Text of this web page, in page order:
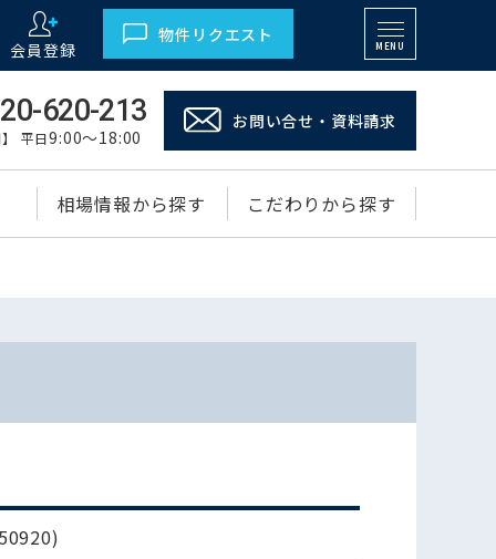
会員登録
物件リクエスト
MENU
620-213
】 平日9:00～18:00
お問い合せ・資料請求
相場情報から探す こだわりから探す